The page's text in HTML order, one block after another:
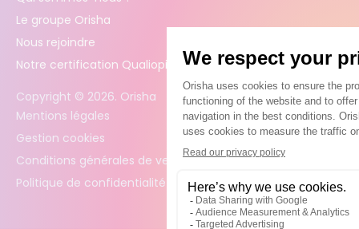
Le groupe Orisha
Nous rejoindre
Notre certification Qualiopi
Copyright © 2026. Orisha
Mentions légales
Gestion cookies
Conditions générales de vente
Politique de confidentialité des données